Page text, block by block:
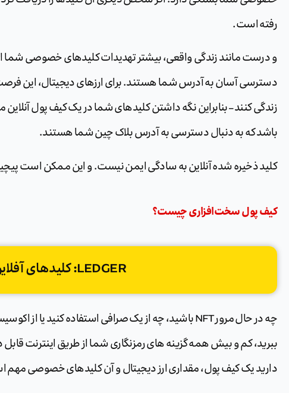
رفته است.
و درست مانند زندگی واقعی، بیشتر تهدیدات کلیدهای خصوصی شما
دسترسی آسان به آدرس شما هستند. برای ارزهای دیجیتال، این فرصت
زندگی کنند – بنابراین نگه داشتن کلیدهای شما در یک کیف پول آنلاین
باشد که به دنبال دسترسی به آدرس بلاک چین شما هستند.
کلید ذخیره شده آنلاین به سادگی ایمن نیست. و این ممکن است
کیف‌ پول سخت‌افزاری چیست؟
LEDGER: کلیدهای آفلاین
ببرید، کم و بیش همه گزینه های رمزنگاری شما از طریق اینترنت
دارید یک کیف پول، مقداری ارز دیجیتال و آن کلیدهای خصوصی مهم